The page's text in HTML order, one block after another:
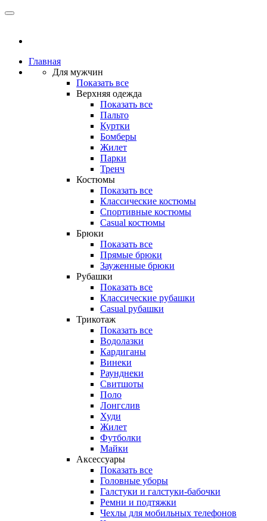
Главная
Для мужчин
Показать все
Верхняя одежда
Показать все
Пальто
Куртки
Бомберы
Жилет
Парки
Тренч
Костюмы
Показать все
Классические костюмы
Спортивные костюмы
Casual костюмы
Брюки
Показать все
Прямые брюки
Зауженные брюки
Рубашки
Показать все
Классические рубашки
Casual рубашки
Трикотаж
Показать все
Водолазки
Кардиганы
Винеки
Раунднеки
Свитшоты
Поло
Лонгслив
Худи
Жилет
Футболки
Майки
Аксессуары
Показать все
Головные уборы
Галстуки и галстуки-бабочки
Ремни и подтяжки
Чехлы для мобильных телефонов